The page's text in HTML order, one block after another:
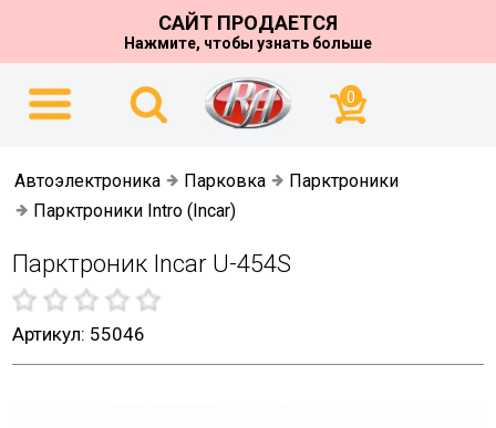
САЙТ ПРОДАЕТСЯ
Нажмите, чтобы узнать больше
0
Автоэлектроника Парковка
Парктроники
Парктроники Intro (Incar)
Парктроник Incar U-454S
Артикул: 55046